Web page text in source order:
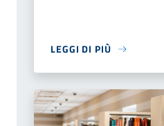
LEGGI DI PIÙ